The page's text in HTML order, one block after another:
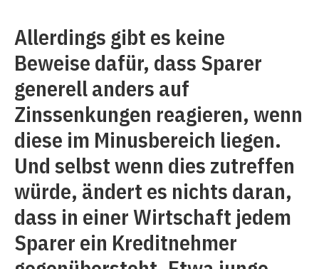
Allerdings gibt es keine
Beweise dafür, dass Sparer
generell anders auf
Zinssenkungen reagieren, wenn
diese im Minusbereich liegen.
Und selbst wenn dies zutreffen
würde, ändert es nichts daran,
dass in einer Wirtschaft jedem
Sparer ein Kreditnehmer